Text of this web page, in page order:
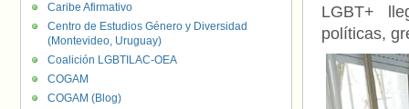
LGBT+
políticas,
Caribe Afirmativo
Centro de Estudios Género y Diversidad
(Montevideo, Uruguay)
Coalición LGBTILAC-OEA
COGAM
COGAM (Blog)